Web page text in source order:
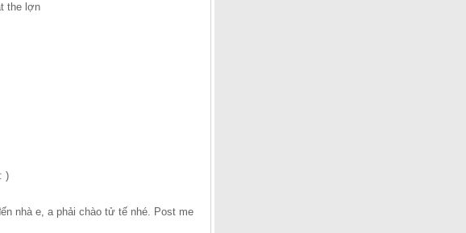
the lợn
)
nhà e, a phải chào tử tế nhé. Post me